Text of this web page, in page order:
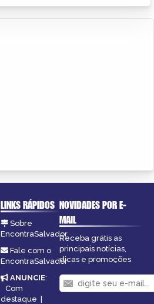
LINKS RÁPIDOS
Sobre
EncontraSalvador
Fale com o
EncontraSalvador
ANUNCIE:
Com
destaque |
NOVIDADES POR E-
MAIL
Receba grátis as
principais notícias,
dicas e promoções